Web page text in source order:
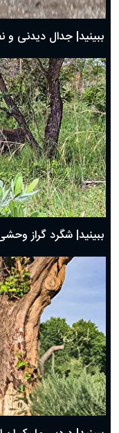
بهترین پیامک تبریک روز پدر ۱۴۰۴؛ جملات زیبا و صمیمانه
ببینید| جدال دیدنی و
ببینید| شگرد گراز